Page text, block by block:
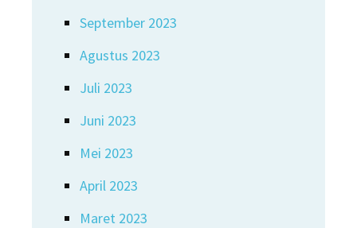
September 2023
Agustus 2023
Juli 2023
Juni 2023
Mei 2023
April 2023
Maret 2023